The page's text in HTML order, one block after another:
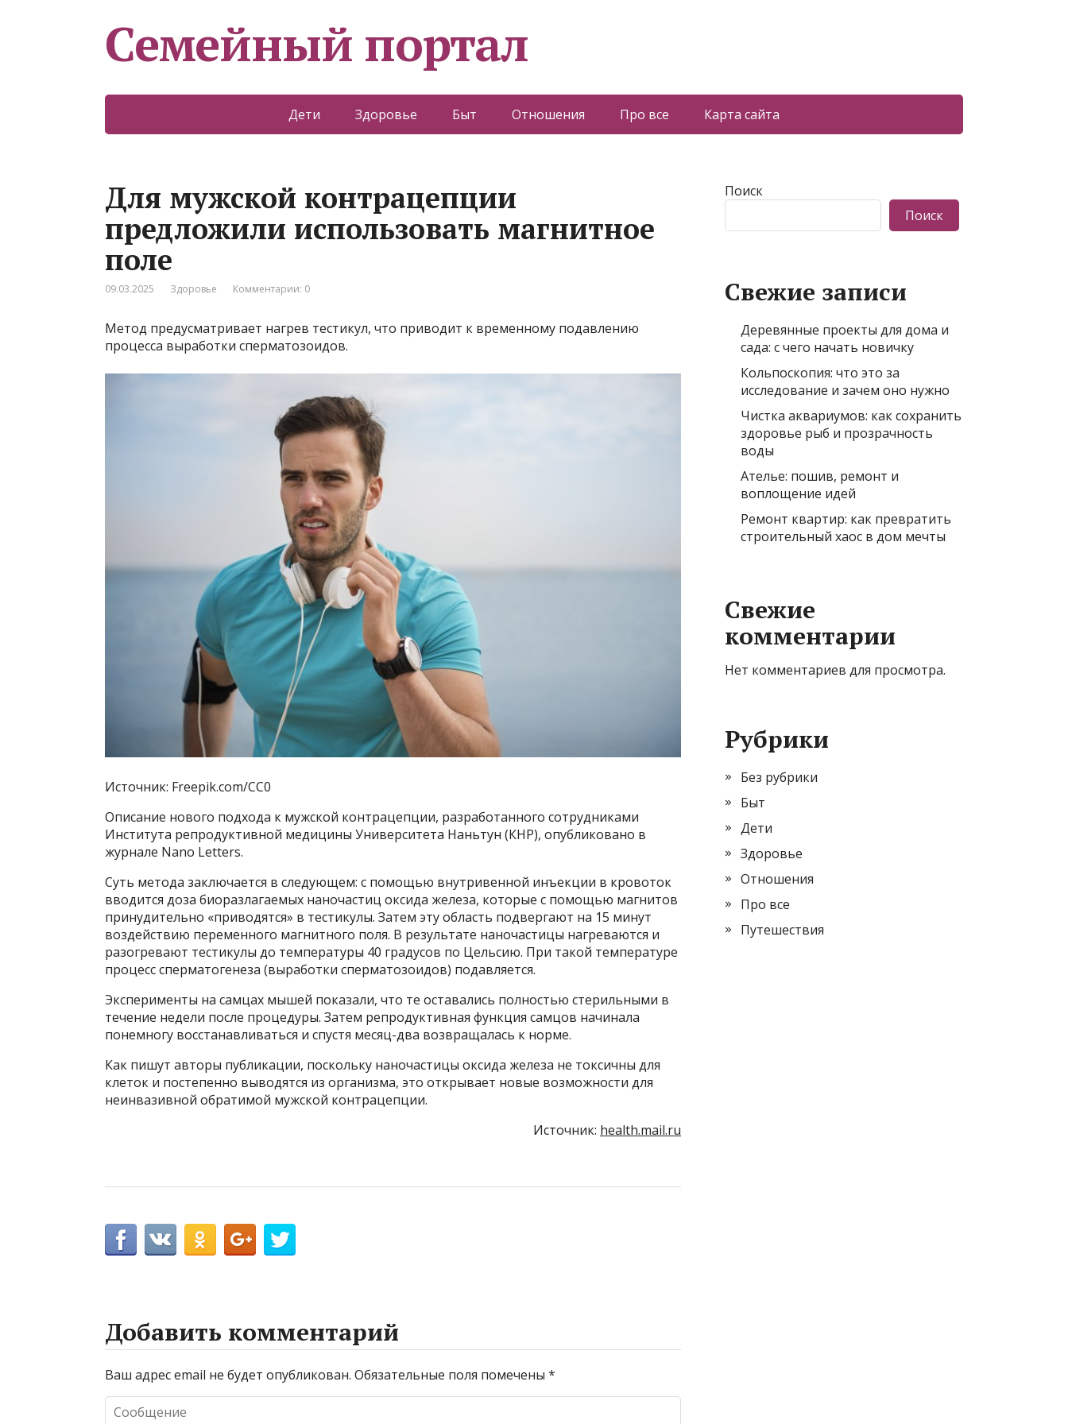
Семейный портал
Дети Здоровье Быт Отношения Про все Карта сайта
Для мужской контрацепции
предложили использовать магнитное
поле
09.03.2025 Здоровье Комментарии: 0
Метод предусматривает нагрев тестикул, что приводит к временному подавлению
процесса выработки сперматозоидов.
Источник: Freepik.com/CC0
Описание нового подхода к мужской контрацепции, разработанного сотрудниками
Института репродуктивной медицины Университета Наньтун (КНР), опубликовано в
журнале Nano Letters.
Суть метода заключается в следующем: с помощью внутривенной инъекции в кровоток
вводится доза биоразлагаемых наночастиц оксида железа, которые с помощью магнитов
принудительно «приводятся» в тестикулы. Затем эту область подвергают на 15 минут
воздействию переменного магнитного поля. В результате наночастицы нагреваются и
разогревают тестикулы до температуры 40 градусов по Цельсию. При такой температуре
процесс сперматогенеза (выработки сперматозоидов) подавляется.
Эксперименты на самцах мышей показали, что те оставались полностью стерильными в
течение недели после процедуры. Затем репродуктивная функция самцов начинала
понемногу восстанавливаться и спустя месяц-два возвращалась к норме.
Как пишут авторы публикации, поскольку наночастицы оксида железа не токсичны для
клеток и постепенно выводятся из организма, это открывает новые возможности для
неинвазивной обратимой мужской контрацепции.
Источник: health.mail.ru
Добавить комментарий
Ваш адрес email не будет опубликован. Обязательные поля помечены *
Поиск
Поиск
Свежие записи
Деревянные проекты для дома и
сада: с чего начать новичку
Кольпоскопия: что это за
исследование и зачем оно нужно
Чистка аквариумов: как сохранить
здоровье рыб и прозрачность
воды
Ателье: пошив, ремонт и
воплощение идей
Ремонт квартир: как превратить
строительный хаос в дом мечты
Свежие
комментарии
Нет комментариев для просмотра.
Рубрики
Без рубрики
Быт
Дети
Здоровье
Отношения
Про все
Путешествия